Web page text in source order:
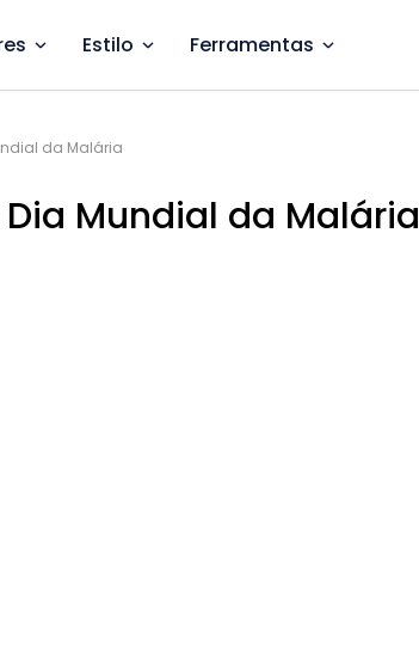
Estilo Ferramentas
da Malária
Mundial da Malária